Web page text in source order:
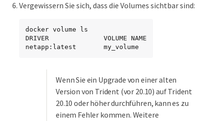
Vergewissern Sie sich, dass die Volumes sichtbar sind:
docker volume ls
DRIVER              VOLUME NAME
netapp:latest       my_volume
Wenn Sie ein Upgrade von einer alten
Version von Trident (vor 20.10) auf Trident
20.10 oder höher durchführen, kann es zu
einem Fehler kommen. Weitere